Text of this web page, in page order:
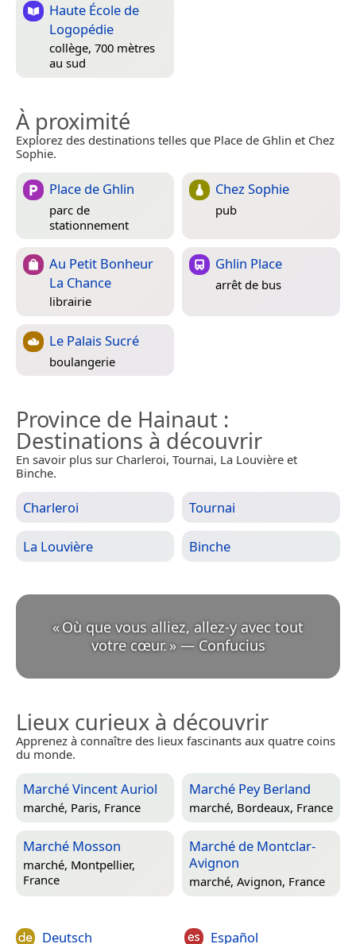
Haute École de
Logopédie
collège, 700 mètres
au sud
À proximité
Explorez des destinations telles que Place de Ghlin et Chez
Sophie.
Place de Ghlin
parc de
stationnement
Chez Sophie
pub
Au Petit Bonheur
La Chance
librairie
Ghlin Place
arrêt de bus
Le Palais Sucré
boulangerie
Province de Hainaut :
Destinations à découvrir
En savoir plus sur Charleroi, Tournai, La Louvière et
Binche.
Charleroi Tournai
La Louvière Binche
«Où que vous alliez, allez-y avec tout
votre cœur. » — Confucius
Lieux curieux à découvrir
Apprenez à connaître des lieux fascinants aux quatre coins
du monde.
Marché Vincent Auriol
marché, Paris, France
Marché Pey Berland
marché, Bordeaux, France
Marché Mosson
marché, Montpellier,
France
Marché de Montclar-
Avignon
marché, Avignon, France
Deutsch Español